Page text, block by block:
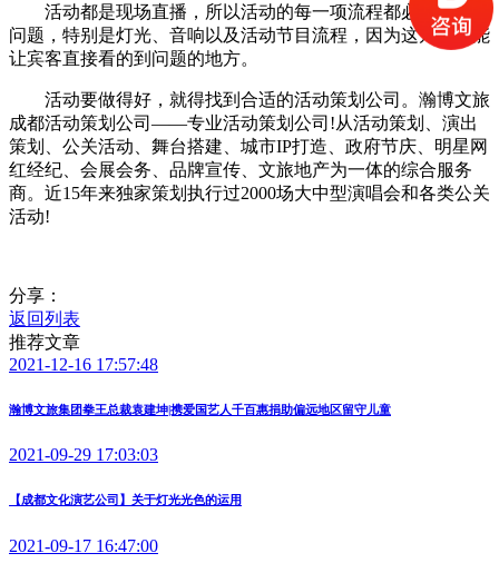
活动都是现场直播，所以活动的每一项流程都必须确保没
问题，特别是灯光、音响以及活动节目流程，因为这几项是能
让宾客直接看的到问题的地方。
活动要做得好，就得找到合适的活动策划公司。瀚博文旅
成都活动策划公司——专业活动策划公司!从活动策划、演出
策划、公关活动、舞台搭建、城市IP打造、政府节庆、明星网
红经纪、会展会务、品牌宣传、文旅地产为一体的综合服务
商。近15年来独家策划执行过2000场大中型演唱会和各类公关
活动!
分享：
返回列表
推荐文章
2021-12-16 17:57:48
瀚博文旅集团拳王总裁袁建坤|携爱国艺人千百惠捐助偏远地区留守儿童
2021-09-29 17:03:03
【成都文化演艺公司】关于灯光光色的运用
2021-09-17 16:47:00